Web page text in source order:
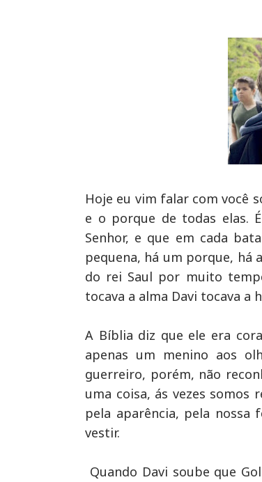
Hoje eu vim falar com você
e o porque de todas elas.
Senhor, e que em cada
pequena, há um porque, há
do rei Saul por muito
tocava a alma Davi tocava a
A Bíblia diz que ele era
apenas um menino aos
guerreiro, porém, não
uma coisa, ás vezes somos
pela aparência, pela nossa
vestir.
Quando Davi soube que